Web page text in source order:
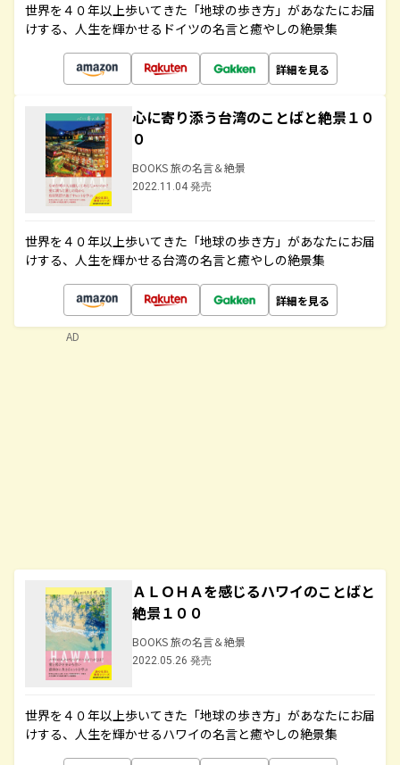
世界を４０年以上歩いてきた「地球の歩き方」があなたにお届
けする、人生を輝かせるドイツの名言と癒やしの絶景集
詳細を見る
心に寄り添う台湾のことばと絶景１０
０
BOOKS 旅の名言＆絶景
2022.11.04 発売
世界を４０年以上歩いてきた「地球の歩き方」があなたにお届
けする、人生を輝かせる台湾の名言と癒やしの絶景集
詳細を見る
ＡＬＯＨＡを感じるハワイのことばと
絶景１００
BOOKS 旅の名言＆絶景
2022.05.26 発売
世界を４０年以上歩いてきた「地球の歩き方」があなたにお届
けする、人生を輝かせるハワイの名言と癒やしの絶景集
AD